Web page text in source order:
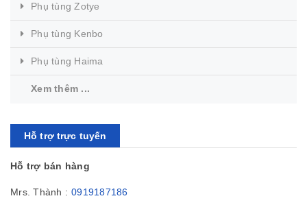
Phụ tùng Zotye
Phụ tùng Kenbo
Phụ tùng Haima
Xem thêm ...
Hỗ trợ trực tuyến
Hỗ trợ bán hàng
Mrs. Thành : 0919187186